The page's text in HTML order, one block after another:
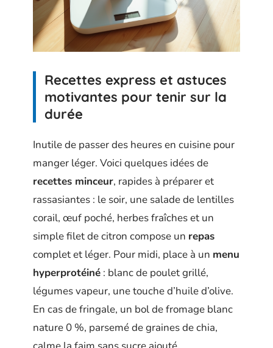
Recettes express et astuces
motivantes pour tenir sur la
durée
Inutile de passer des heures en cuisine pour
manger léger. Voici quelques idées de
recettes minceur, rapides à préparer et
rassasiantes : le soir, une salade de lentilles
corail, œuf poché, herbes fraîches et un
simple filet de citron compose un repas
complet et léger. Pour midi, place à un menu
hyperprotéiné : blanc de poulet grillé,
légumes vapeur, une touche d’huile d’olive.
En cas de fringale, un bol de fromage blanc
nature 0 %, parsemé de graines de chia,